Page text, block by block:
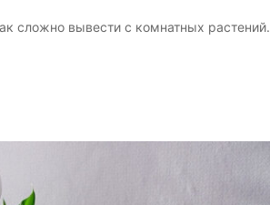
сложно вывести с комнатных растений.